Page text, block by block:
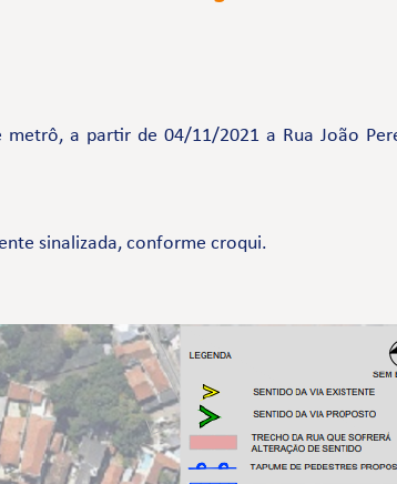
a partir de 04/11/2021 a Rua João
sinalizada, conforme croqui.